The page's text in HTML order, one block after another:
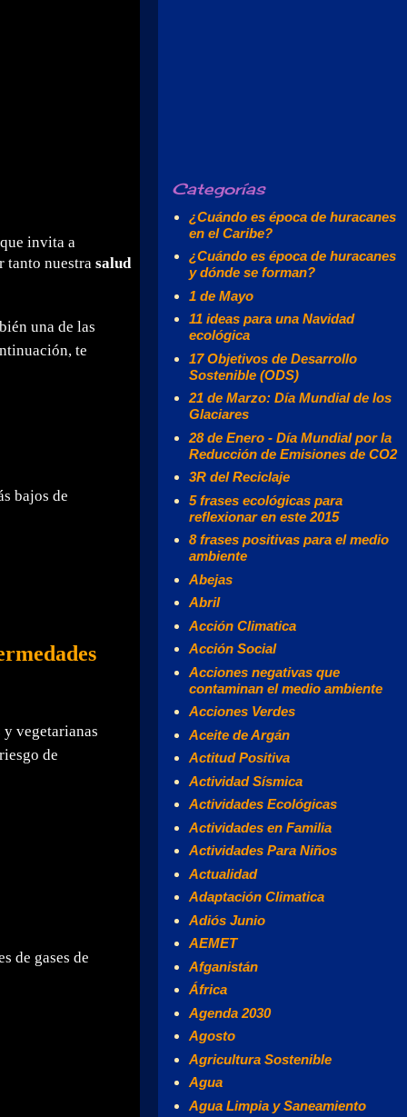
invita a
tanto nuestra salud
una de las
te
bajos de
y vegetarianas
de
de gases de
Categorías
¿Cuándo es época de huracanes
en el Caribe?
¿Cuándo es época de huracanes
y dónde se forman?
1 de Mayo
11 ideas para una Navidad
ecológica
17 Objetivos de Desarrollo
Sostenible (ODS)
21 de Marzo: Día Mundial de los
Glaciares
28 de Enero - Día Mundial por la
Reducción de Emisiones de CO2
3R del Reciclaje
5 frases ecológicas para
reflexionar en este 2015
8 frases positivas para el medio
ambiente
Abejas
Abril
Acción Climatica
Acción Social
Acciones negativas que
contaminan el medio ambiente
Acciones Verdes
Aceite de Argán
Actitud Positiva
Actividad Sísmica
Actividades Ecológicas
Actividades en Familia
Actividades Para Niños
Actualidad
Adaptación Climatica
Adiós Junio
AEMET
Afganistán
África
Agenda 2030
Agosto
Agricultura Sostenible
Agua
Agua Limpia y Saneamiento